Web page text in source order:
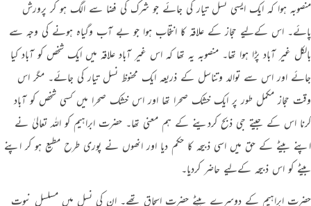
منصوبہ ہوا کہ ایک ایسی نسل تیار کی جائے جو شرک کی فضا سے الگ ہو کر پرورش
پائے۔ اس کےلیے حجاز کے علاقہ کا انتخاب ہوا جو بے آب وگیاہ ہونے کی وجہ سے
بالکل غیر آباد پڑا ہوا تھا۔ منصوبہ یہ تھا کہ اس غیر آباد علاقہ میں ایک شخص کو آباد کیا
جائے اور اس سے توالد وتناسل کے ذریعہ ایک محفوظ نسل تیار کی جائے۔ مگر اس
وقت حجاز مکمل طور پر ایک خشک صحرا تھا اور اس خشک صحرا میں کسی شخص کو آباد
کرنا اس کے جیتے جی ذبح کردینے کے ہم معنی تھا۔ حضرت ابراہیم کو اللہ تعالیٰ نے
اپنے بیٹے کے حق میں اسی ذبیحہ کا حکم دیا اور انھوں نے پوری طرح مطیع ہو کر اپنے
بیٹے کو اس ذبیحہ کےلیے حاضر کردیا۔
حضرت ابراہیم کے دوسرے بیٹے حضرت اسحاق تھے۔ ان کی نسل میں مسلسل نبوت